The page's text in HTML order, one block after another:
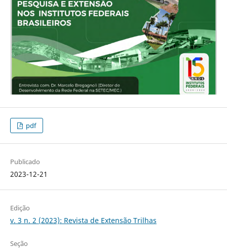
pdf
Publicado
2023-12-21
Edição
v. 3 n. 2 (2023): Revista de Extensão Trilhas
Seção